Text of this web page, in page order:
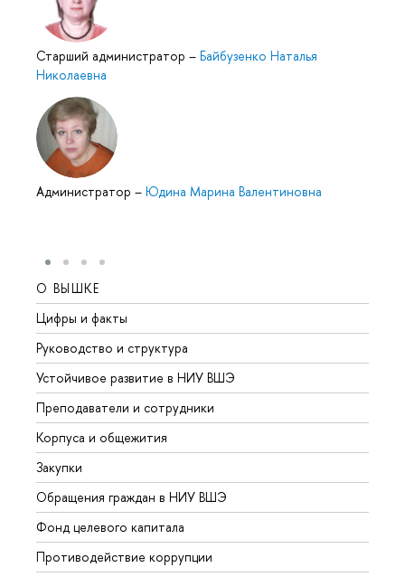
Старший администратор – Байбузенко Наталья
Николаевна
Администратор – Юдина Марина Валентиновна
О ВЫШКЕ
Цифры и факты
Руководство и структура
Устойчивое развитие в НИУ ВШЭ
Преподаватели и сотрудники
Корпуса и общежития
Закупки
Обращения граждан в НИУ ВШЭ
Фонд целевого капитала
Противодействие коррупции